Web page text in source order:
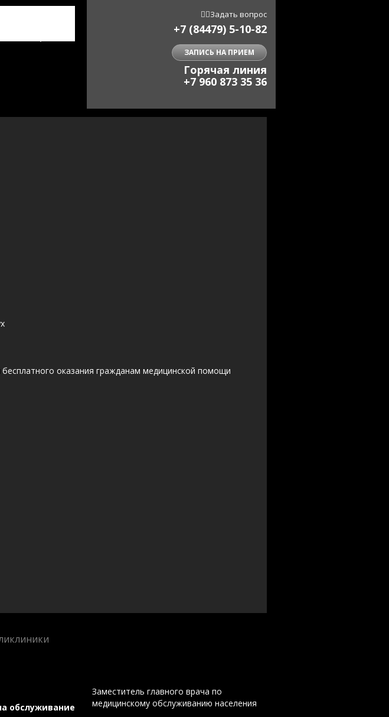
Задать вопрос
+7 (84479) 5-10-82
ЗАПИСЬ НА ПРИЕМ
Горячая линия
+7 960 873 35 36
оказания гражданам медицинской помощи
обслуживание
Заместитель главного врача по
медицинскому обслуживанию населения